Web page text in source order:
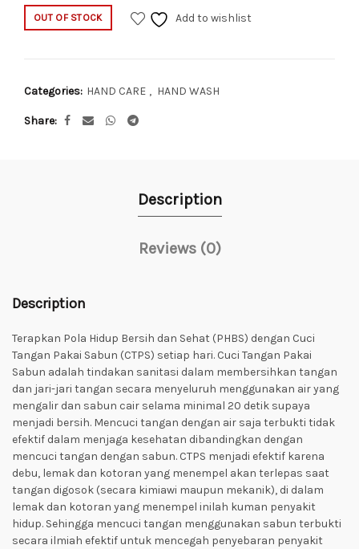
OUT OF STOCK Add to wishlist
Categories: HAND CARE , HAND WASH
Share
Description
Reviews (0)
Description
Terapkan Pola Hidup Bersih dan Sehat (PHBS) dengan Cuci
Tangan Pakai Sabun (CTPS) setiap hari. Cuci Tangan Pakai
Sabun adalah tindakan sanitasi dalam membersihkan tangan
dan jari-jari tangan secara menyeluruh menggunakan air yang
mengalir dan sabun cair selama minimal 20 detik supaya
menjadi bersih. Mencuci tangan dengan air saja terbukti tidak
efektif dalam menjaga kesehatan dibandingkan dengan
mencuci tangan dengan sabun. CTPS menjadi efektif karena
debu, lemak dan kotoran yang menempel akan terlepas saat
tangan digosok (secara kimiawi maupun mekanik), di dalam
lemak dan kotoran yang menempel inilah kuman penyakit
hidup. Sehingga mencuci tangan menggunakan sabun terbukti
secara ilmiah efektif untuk mencegah penyebaran penyakit